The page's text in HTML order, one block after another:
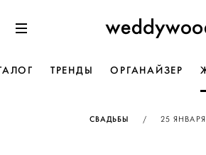
к содержанию
ТРЕНДЫ ОРГАНАЙЗЕР
СВАДЬБЫ / 25